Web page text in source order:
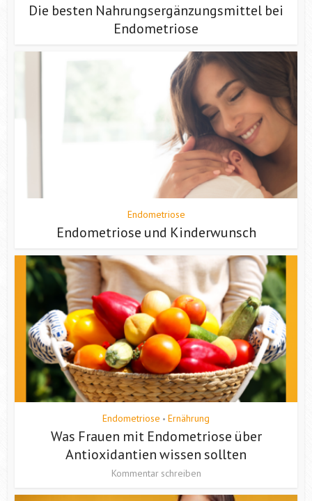
Die besten Nahrungsergänzungsmittel bei
Endometriose
Endometriose
Endometriose und Kinderwunsch
Endometriose • Ernährung
Was Frauen mit Endometriose über
Antioxidantien wissen sollten
Kommentar schreiben